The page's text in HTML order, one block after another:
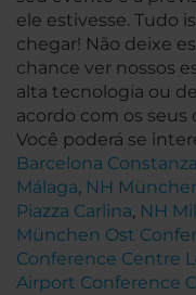
ele estivesse. Tudo
chegar! Não deixe
chance ver nossos
alta tecnologia ou
acordo com os seus
Você poderá se
Barcelona Constanza
Málaga, NH
Piazza Carlina, NH
München Ost
Conference Centre
Airport Conference